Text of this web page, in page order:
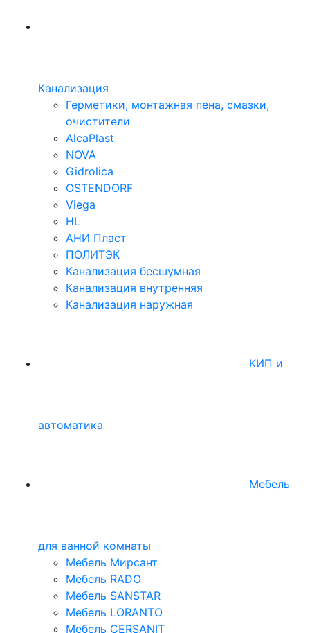
Канализация
Герметики, монтажная пена, смазки,
очистители
AlcaPlast
NOVA
Gidrolica
OSTENDORF
Viega
HL
АНИ Пласт
ПОЛИТЭК
Канализация бесшумная
Канализация внутренняя
Канализация наружная
КИП и
автоматика
Мебель
для ванной комнаты
Мебель Мирсант
Мебель RADO
Мебель SANSTAR
Мебель LORANTO
Мебель CERSANIT